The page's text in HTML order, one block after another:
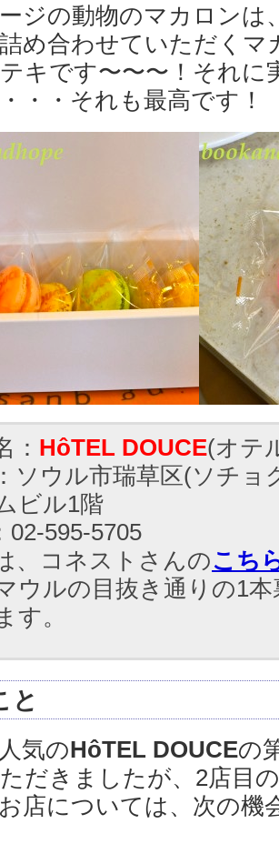
ジの動物のマカロンは
め合わせていただくマ
キです〜〜〜！それに
・・それも最高です！
： HôTEL DOUCE(オテ
ソウル市瑞草区(ソチ
ビル1階
02-595-5705
、コネストさんのこち
ウルの目抜き通りの1
す。
と
気のHôTEL DOUCEの
だきましたが、2店目
店については、次の機